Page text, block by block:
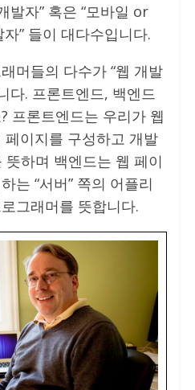
발자” 혹은 “모바일 or
” 들이 대다수입니다.
머들의 다수가 “웹 개발
다. 프론트엔드, 백엔드
프론트엔드는 우리가 웹
이지를 구성하고 개발
하며 백엔드는 웹 페이
는 “서버” 쪽의 어플리
그래머를 뜻합니다.